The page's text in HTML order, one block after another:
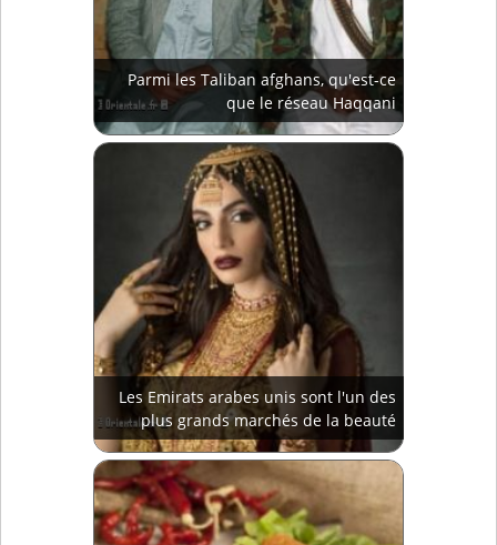
Parmi les Taliban afghans, qu'est-ce
que le réseau Haqqani
Les Emirats arabes unis sont l'un des
plus grands marchés de la beauté